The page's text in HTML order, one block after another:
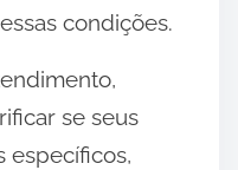
condições.
se seus
específicos,